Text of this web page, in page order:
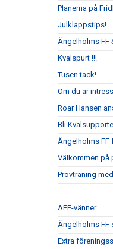
Planerna på
Julklappstips!
Ängelholms FF
Kvalspurt !!!
Tusen tack!
Om du är
Roar Hansen
Bli
Ängelholms FF
Välkommen på
Provträning
ÄFF-vänner
Ängelholms FF
Extra